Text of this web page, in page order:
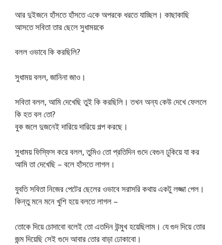
আর দুইজনে হাঁসতে হাঁসতে একে অপরকে ধরতে যাচ্ছিল। কাছাকাছি
আসতে সবিতা তার ছেলে সুধাময়কে
বলল ওভাবে কি করছিলি?
সুধাময় বলল, জানিনা জাও।
সবিতা বলল, আমি দেখেছি তুই কি করছিলি। তখন অন্য কেউ দেখে ফেললে
কি হত বল তো?
বুক জলে দুজনেই দারিয়ে দারিয়ে গল্প করছে।
সুধাময় ফিস্ফিস করে বলল, তুমিও তো প্রতিদিন গুদে বেগুন ঢুকিয়ে যা কর
আমি তা দেখেছি – বলে হাঁসতে লাগল।
যুবতি সবিতা নিজের পেটের ছেলের ওভাবে সরাসরি কথায় একটু লজ্জা পেল।
কিন্তু মনে মনে খুশি হয়ে বলতে লাগল –
তোকে দিয়ে চোদাবো বলেই তো এতদিন উন্মুখ হয়েছিলাম। যে গুদ দিয়ে তোর
জন্ম দিয়েছি সেই গুদে আবার তোর বাড়া ঢোকাবো।